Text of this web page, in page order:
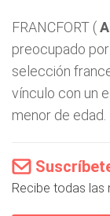
FRANCFORT (
preocupado
selección
vínculo con un
menor de edad.
Recibe todas las